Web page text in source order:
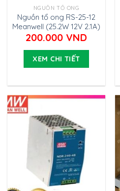
NGUỒN TỔ ONG
Nguồn tổ ong RS-25-12
Meanwell (25.2W 12V 2.1A)
200.000 VND
XEM CHI TIẾT